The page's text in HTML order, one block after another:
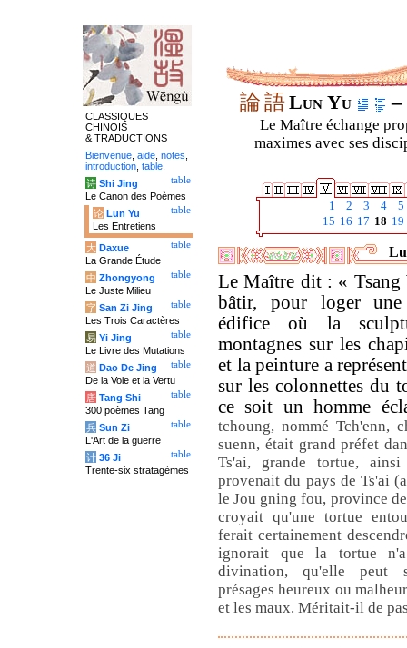
論語Lun Yu –
Le Maître échange
maximes avec ses
1 2 3 4
5
15 16 17 18 19
Le Maître dit : « Tsang
bâtir, pour loger
édifice où la
montagnes sur les
et la peinture a
sur les colonnettes du
ce soit un homme
tchoung, nommé Tch'enn,
suenn, était grand préfet
Ts'ai, grande tortue,
provenait du pays de Ts'ai
le Jou gning fou, province
croyait qu'une tortue
ferait certainement
ignorait que la tortue
divination, qu'elle peut
présages heureux ou
et les maux. Méritait-il de
CLASSIQUES
CHINOIS
& TRADUCTIONS
Bienvenue aide notes
introduction table
table
诗 Shi Jing
Le Canon des Poèmes
table
论 Lun Yu
Les Entretiens
table
大 Daxue
La Grande Étude
table
中 Zhongyong
Le Juste Milieu
table
字 San Zi Jing
Les Trois Caractères
table
易 Yi Jing
Le Livre des Mutations
table
道 Dao De Jing
De la Voie et la Vertu
table
唐 Tang Shi
300 poèmes Tang
table
兵 Sun Zi
L'Art de la guerre
table
计 36 Ji
Trente-six stratagèmes